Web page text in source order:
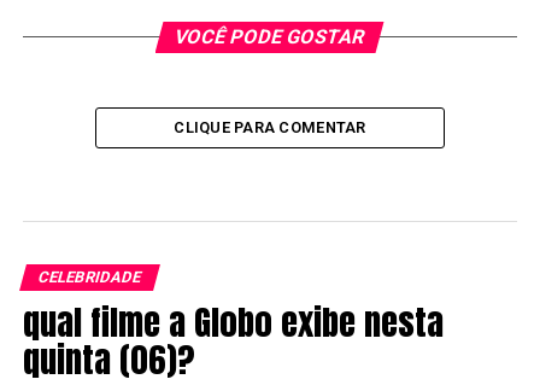
VOCÊ PODE GOSTAR
CLIQUE PARA COMENTAR
CELEBRIDADE
qual filme a Globo exibe nesta
quinta (06)?